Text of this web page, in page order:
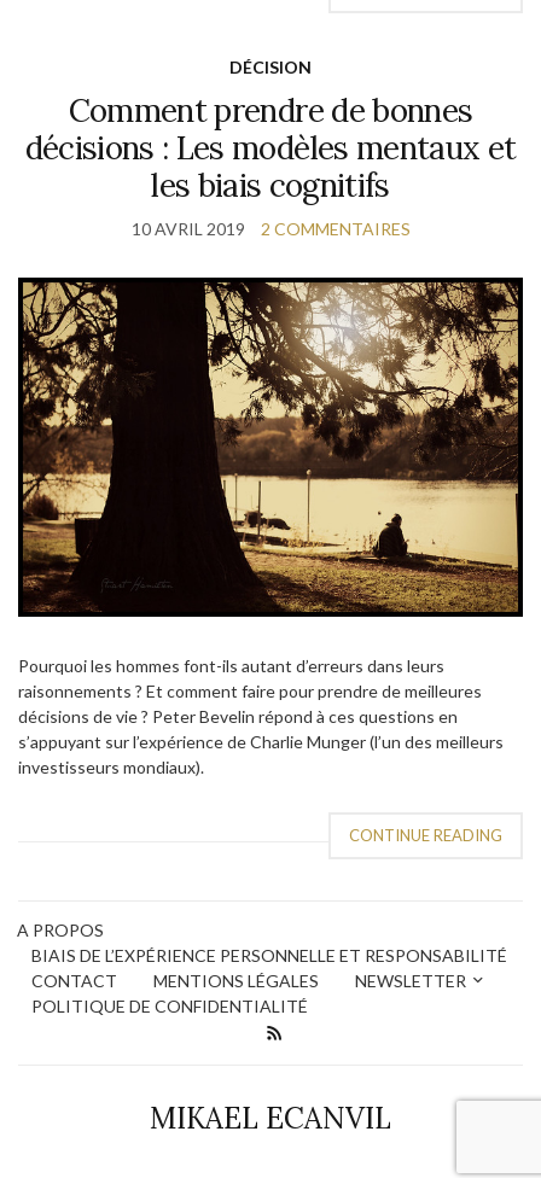
DÉCISION
Comment prendre de bonnes
décisions : Les modèles mentaux et
les biais cognitifs
10 AVRIL 2019 2 COMMENTAIRES
Pourquoi les hommes font-ils autant d’erreurs dans leurs
raisonnements ? Et comment faire pour prendre de meilleures
décisions de vie ? Peter Bevelin répond à ces questions en
s’appuyant sur l’expérience de Charlie Munger (l’un des meilleurs
investisseurs mondiaux).
CONTINUE READING
A PROPOS
BIAIS DE L’EXPÉRIENCE PERSONNELLE ET RESPONSABILITÉ
CONTACT
MENTIONS LÉGALES
NEWSLETTER
POLITIQUE DE CONFIDENTIALITÉ
MIKAEL ECANVIL